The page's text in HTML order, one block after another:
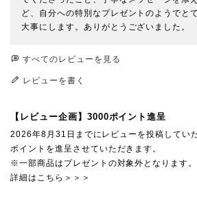
ど、自分への特別なプレゼントのようでと
大事にします。ありがとうございました。
すべてのレビューを見る
レビューを書く
【レビュー企画】3000ポイント進呈
2026年8月31日までにレビューを投稿してい
ポイントを進呈させていただきます。
※一部商品はプレゼントの対象外となります。
詳細はこちら＞＞＞